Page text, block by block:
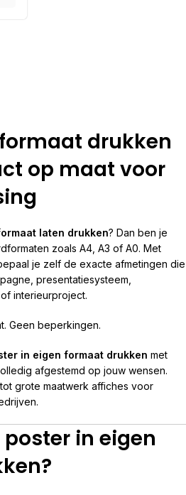
drukken
op maat voor
laten drukken? Dan ben je
zoals A4, A3 of A0. Met
je zelf de exacte afmetingen die
presentatiesysteem,
interieurproject.
Geen beperkingen.
in eigen formaat drukken met
afgestemd op jouw wensen.
grote maatwerk affiches voor
in eigen